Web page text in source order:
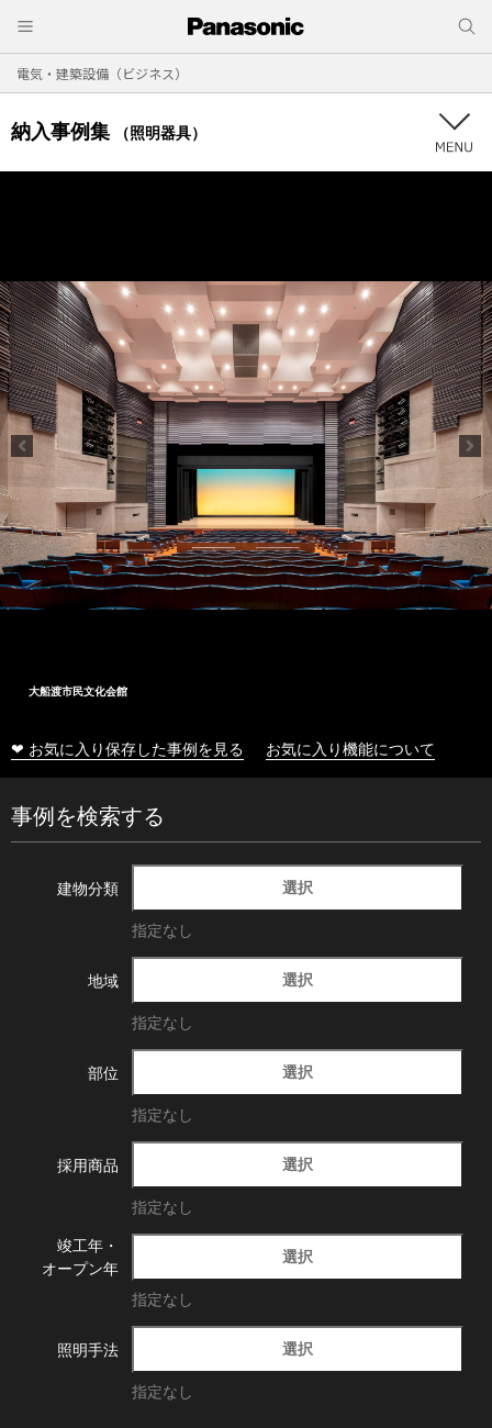
電気・建築設備（ビジネス）
納入事例集 （照明器具）
大船渡市民文化会館
❤ お気に入り保存した事例を見る お気に入り機能について
事例を検索する
建物分類 選択
指定なし
地域 選択
指定なし
部位 選択
指定なし
採用商品 選択
指定なし
竣工年・
オープン年
選択
指定なし
照明手法 選択
指定なし